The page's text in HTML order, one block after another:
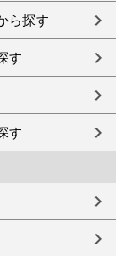
ら探す
す
す